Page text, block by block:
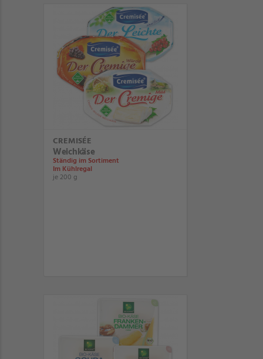
CREMISÉE
Weichkäse
Ständig im Sortiment
Im Kühlregal
je 200 g